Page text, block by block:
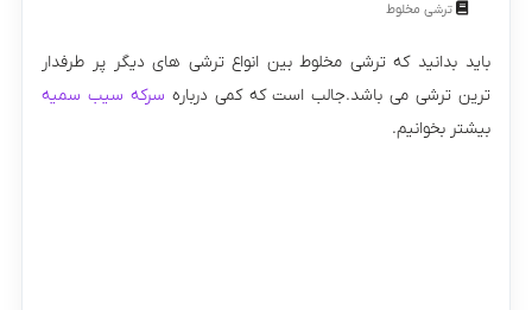
ترشی مخلوط
باید بدانید که ترشی مخلوط بین انواع ترشی های دیگر پر طرفدار
ترین ترشی می باشد.جالب است که کمی درباره سرکه سیب سمیه
بیشتر بخوانیم.